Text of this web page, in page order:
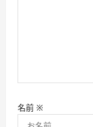
名前 ※